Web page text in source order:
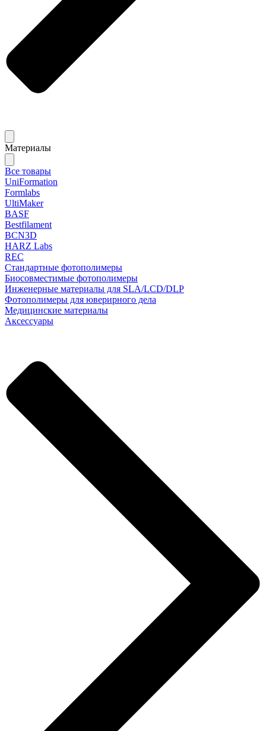
Материалы
Все товары
UniFormation
Formlabs
UltiMaker
BASF
Bestfilament
BCN3D
HARZ Labs
REC
Стандартные фотополимеры
Биосовместимые фотополимеры
Инженерные материалы для SLA/LCD/DLP
Фотополимеры для юверирного дела
Медицинские материалы
Аксессуары